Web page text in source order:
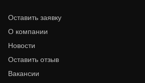
Оставить заявку
О компании
Новости
Оставить отзыв
Вакансии